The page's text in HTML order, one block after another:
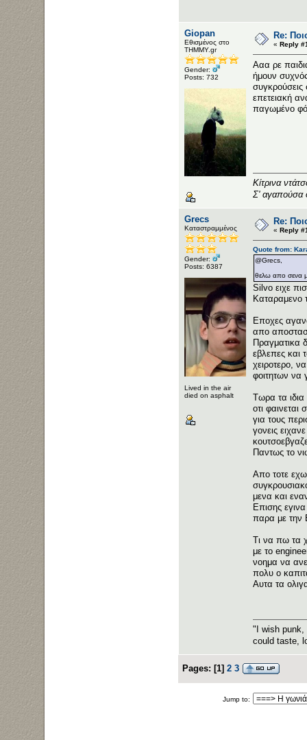
Giopan
Εθισμένος στο
ΤΗΜΜΥ.gr
Gender:
Posts: 732
Re:
« Reply
Ααα ρε
ήμουν
επετειακή
παγωμένο
Κίτρινα
Σ' αγαπούσα
Grecs
Καταστραμμένος
Gender:
Posts: 6387
Lived in the air
died on asphalt
Re:
« Reply
Quote from:
@Grecs,
θελω απο σενα
Silvo ειχε
Καταραμενο
Εποχες
απο
Πραγματικα
εβλεπες και
χειροτερο,
φοιτητων να
Τωρα τα ιδια
οτι φαινεται
για τους
γονεις
Παντως το
Απο τοτε εχω
μενα και
Επισης
παρα με την
Τι να πω τα
με το
νοημα να
πολυ ο
Αυτα τα
"I wish punk,
could taste,
Pages: [1] 2 3
Jump to: